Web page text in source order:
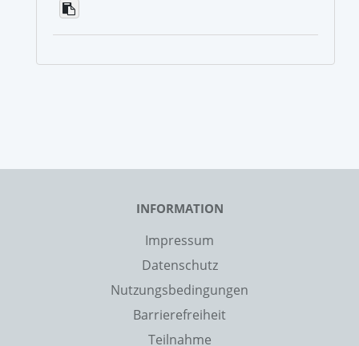
INFORMATION
Impressum
Datenschutz
Nutzungsbedingungen
Barrierefreiheit
Teilnahme